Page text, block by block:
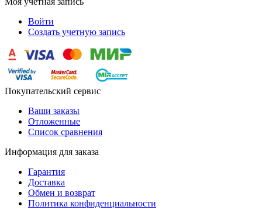
Войти
Создать учетную запись
Покупательский сервис
Ваши заказы
Отложенные
Список сравнения
Информация для заказа
Гарантия
Доставка
Обмен и возврат
Политика конфиденциальности